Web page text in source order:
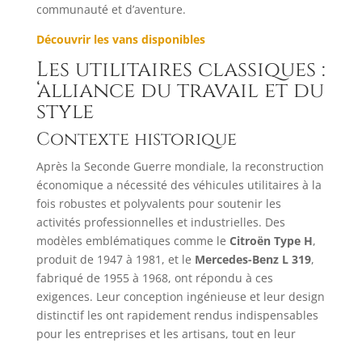
communauté et d’aventure.
Découvrir les vans disponibles
Les utilitaires classiques :
‘alliance du travail et du
style
Contexte historique
Après la Seconde Guerre mondiale, la reconstruction
économique a nécessité des véhicules utilitaires à la
fois robustes et polyvalents pour soutenir les
activités professionnelles et industrielles. Des
modèles emblématiques comme le Citroën Type H,
produit de 1947 à 1981, et le Mercedes-Benz L 319,
fabriqué de 1955 à 1968, ont répondu à ces
exigences. Leur conception ingénieuse et leur design
distinctif les ont rapidement rendus indispensables
pour les entreprises et les artisans, tout en leur